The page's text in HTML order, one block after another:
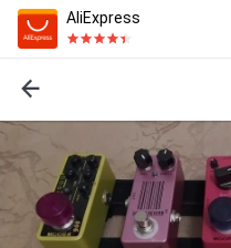
AliExpress